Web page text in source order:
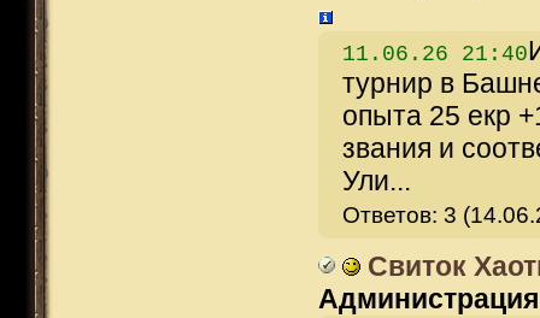
11.06.26 21:40
турнир в
опыта 25 екр
звания и
Ули...
Ответов: 3
Свиток
Администрация